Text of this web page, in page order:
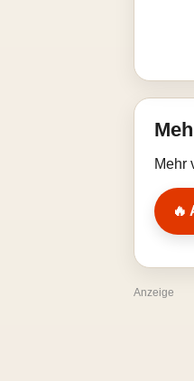
Mehr
🔥
Anzeige